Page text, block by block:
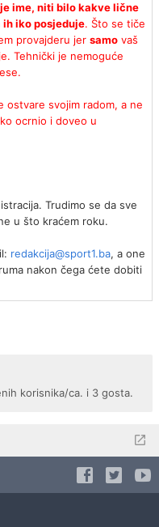
ime, niti bilo kakve lične
ih iko posjeduje. Što se tiče
provajderu jer samo vaš
Tehnički je nemoguće
ostvare svojim radom, a ne
ocrnio i doveo u
Trudimo se da sve
u što kraćem roku.
redakcija@sport1.ba, a one
nakon čega ćete dobiti
korisnika/ca. i 3 gosta.